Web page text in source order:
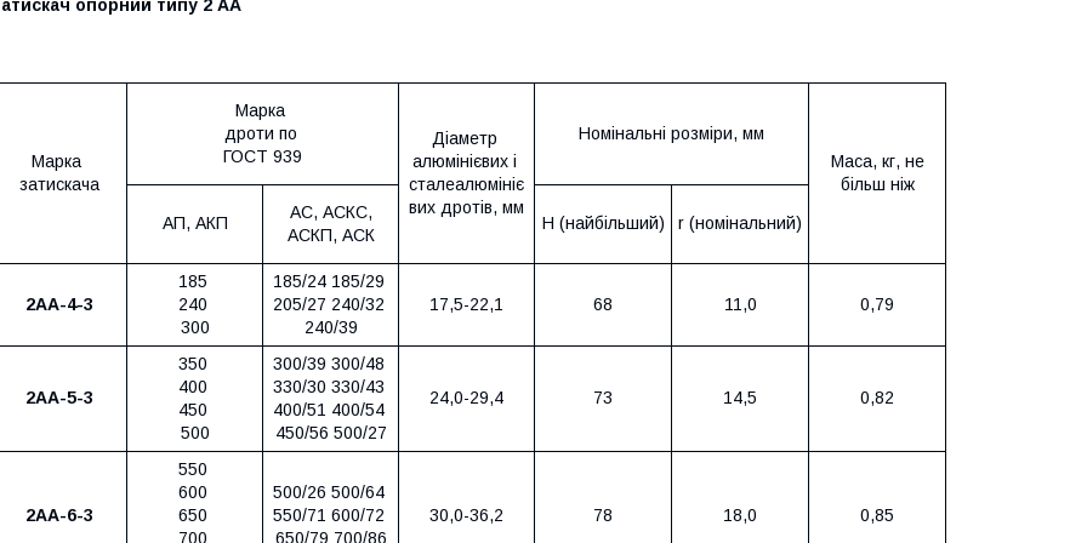
опорний типу 2 АА
Марка
затискача
Марка
дроти по
ГОСТ 939
Діаметр
алюмінієвих і
сталеалюмініє
вих дротів, мм
Номінальні розміри, мм
Маса, кг, не
більш ніж
АП, АКП
АС, АСКС,
АСКП, АСК
H (найбільший) r (номінальний)
2АА-4-3
185
240
300
185/24 185/29
205/27 240/32
240/39
17,5-22,1 68 11,0 0,79
2АА-5-3
350
400
450
500
300/39 300/48
330/30 330/43
400/51 400/54
450/56 500/27
24,0-29,4 73 14,5 0,82
2АА-6-3
550
600
650
700
500/26 500/64
550/71 600/72
650/79 700/86
30,0-36,2 78 18,0 0,85